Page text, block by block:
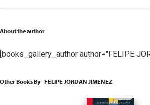
About the author
[books_gallery_author author="FELIPE
Other Books By - FELIPE JORDAN JIMENEZ